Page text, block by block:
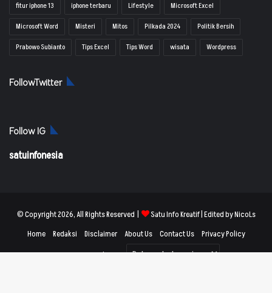
fitur iphone 13
iphone terbaru Lifestyle
Microsoft Excel
Microsoft Word
Misteri Mitos Pilkada 2024
Politik Bersih
Prabowo Subianto
Tips Excel Tips Word wisata Wordpress
FollowTwitter
Follow IG
satuinfonesia
© Copyright 2026, All Rights Reserved | Satu Info Kreatif| Edited by NicoLs
Home
Redaksi Disclaimer About Us Contact Us
Privacy Policy
Sitemap
Masuk Log